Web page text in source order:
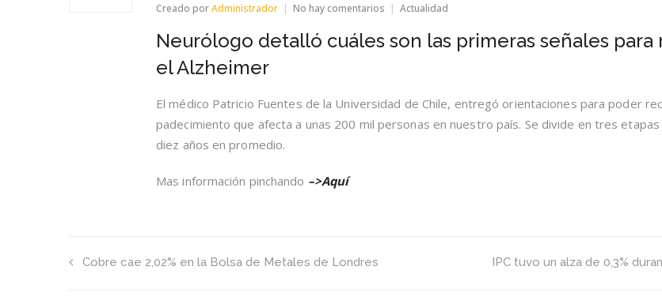
Creado porAdministrador No hay comentarios en
detalló
cuáles
señales
reconocer
Actualidad
Neurólogo detalló cuáles son las primeras señales
el Alzheimer
El médico Patricio Fuentes de la Universidad de Chile, entregó orientaciones para poder
padecimiento que afecta a unas 200 mil personas en nuestro país. Se divide en tres etapas
diez años en promedio.
Mas información pinchando –>Aquí
Cobre cae 2,02% en la Bolsa de Metales de Londres IPC tuvo un alza de 0,3%